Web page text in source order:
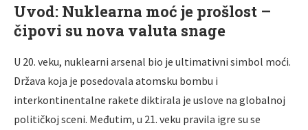
Uvod: Nuklearna moć je prošlost –
čipovi su nova valuta snage
U 20. veku, nuklearni arsenal bio je ultimativni simbol moći.
Država koja je posedovala atomsku bombu i
interkontinentalne rakete diktirala je uslove na globalnoj
političkoj sceni. Međutim, u 21. veku pravila igre su se